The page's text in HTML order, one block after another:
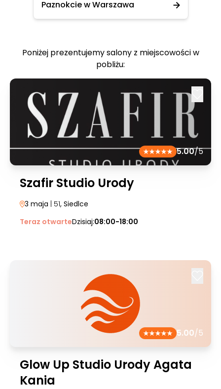
Paznokcie w Warszawa
Poniżej prezentujemy salony z miejscowości w
pobliżu:
5.00/5
Szafir Studio Urody
3 maja | 51, Siedlce
Teraz otwarteDzisiaj:08:00-18:00
5.00/5
Glow Up Studio Urody Agata
Kania